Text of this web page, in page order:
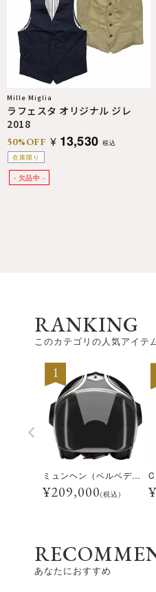
在庫限り
Mille Miglia
ラフェスタ オリジナル ジレ
2018
50%OFF ¥ 13,530 税込
RANKING
このカテゴリの人気アイテ
ミュンヘン（ベルベデーレ）
¥209,000(税込) ¥
あなたにおすすめ